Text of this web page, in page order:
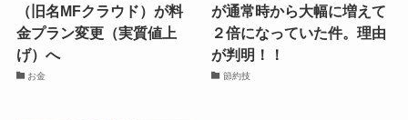
（旧名MFクラウド）が料
金プラン変更（実質値上
げ）へ
お金
が通常時から大幅に増えて
２倍になっていた件。理由
が判明！！
節約技